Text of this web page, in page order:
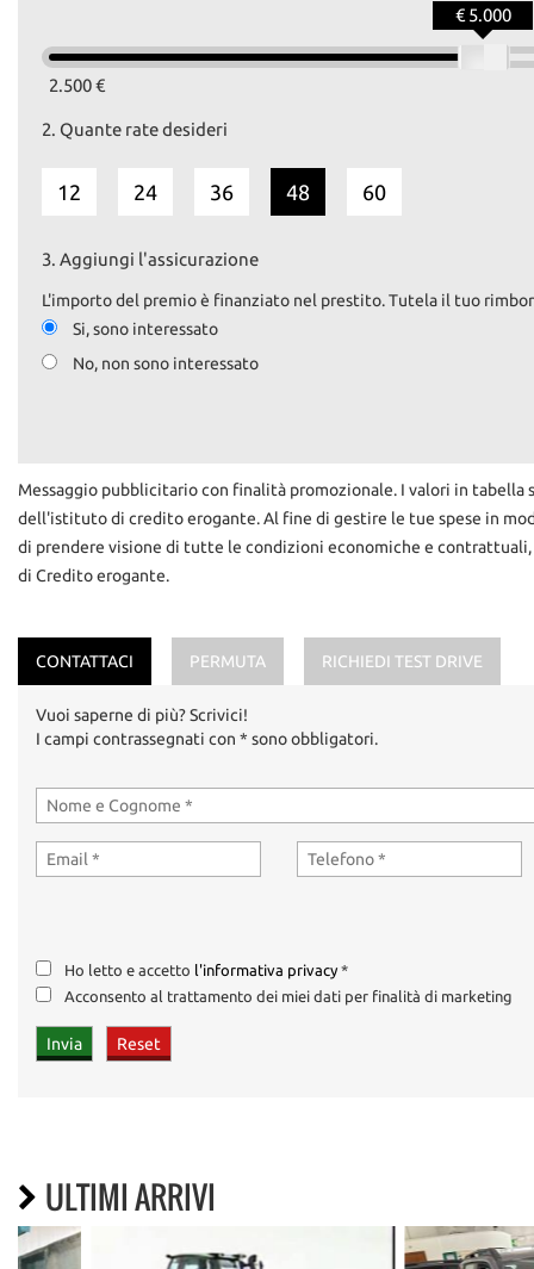
2.500 €
€ 5.000
2. Quante rate desideri
12 24 36 48 60
3. Aggiungi l'assicurazione
L'importo del premio è finanziato nel prestito. Tutela il tuo
Si, sono interessato
No, non sono interessato
Messaggio pubblicitario con finalità promozionale. I valori in tabella
dell'istituto di credito erogante. Al fine di gestire le tue spese in
di prendere visione di tutte le condizioni economiche e
di Credito erogante.
CONTATTACI PERMUTA RICHIEDI TEST DRIVE
Vuoi saperne di più? Scrivici!
I campi contrassegnati con * sono obbligatori.
Ho letto e accetto l'informativa privacy*
Acconsento al trattamento dei miei dati per finalità di marketing
ULTIMI ARRIVI
Cookie necessari
Cookie delle preferenze
Cookie per il miglioramento dell'esperienza utente
Cookie analitici
Cookie di marketing